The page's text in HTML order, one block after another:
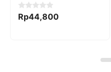
0
o
Rp44,800